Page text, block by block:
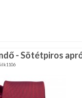
- Sötétpiros